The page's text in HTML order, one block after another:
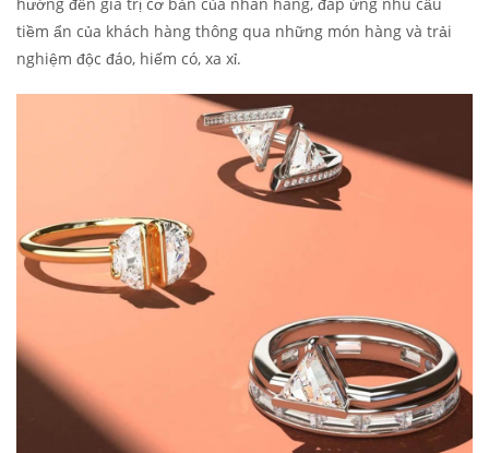
tiềm ẩn của khách hàng thông qua những món hàng và trải
nghiệm độc đáo, hiếm có, xa xỉ.